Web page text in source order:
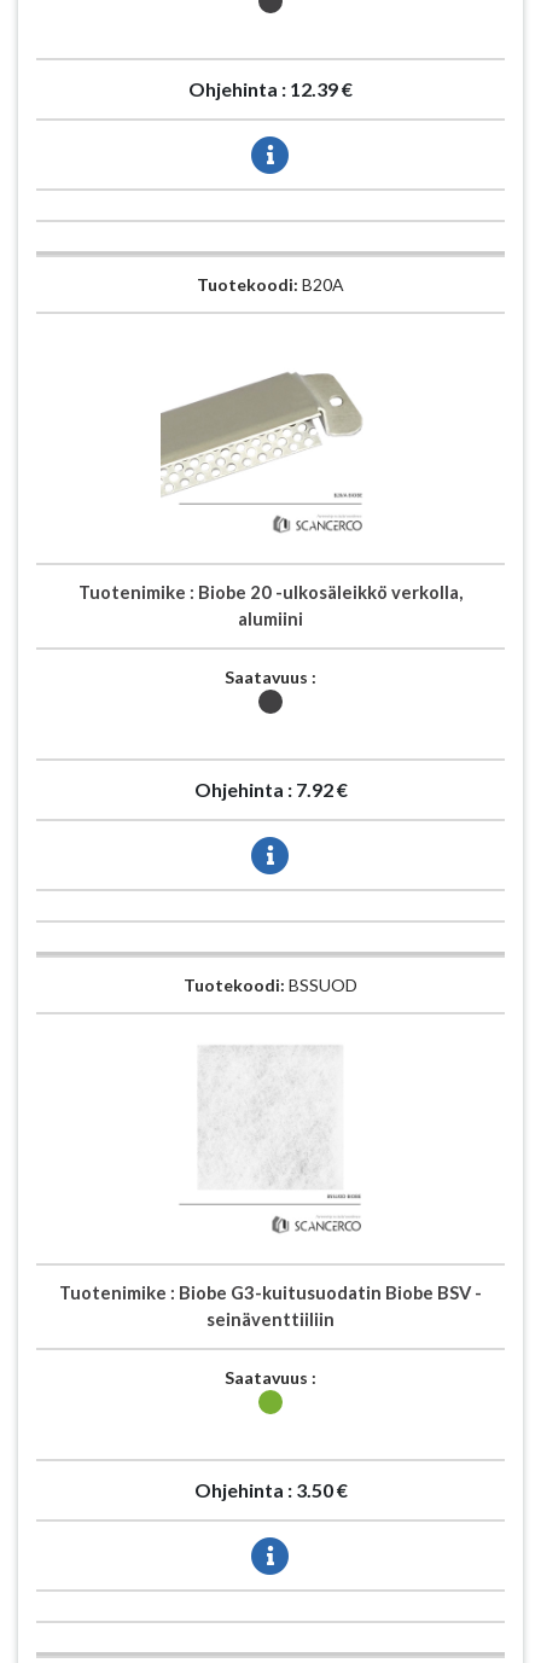
Ohjehinta : 12.39 €
Tuotekoodi: B20A
Tuotenimike : Biobe 20 -ulkosäleikkö verkolla,
alumiini
Saatavuus :
Ohjehinta : 7.92 €
Tuotekoodi: BSSUOD
Tuotenimike : Biobe G3-kuitusuodatin Biobe BSV -
seinäventtiiliin
Saatavuus :
Ohjehinta : 3.50 €